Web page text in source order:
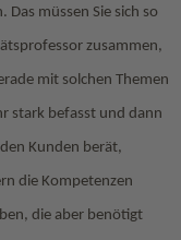
müssen Sie sich so
zusammen,
mit solchen Themen
stark befasst und dann
Kunden berät,
die Kompetenzen
die aber benötigt